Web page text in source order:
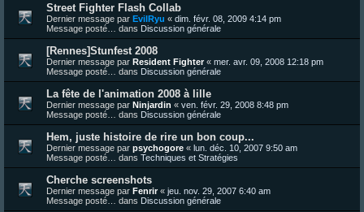
Street Fighter Flash Collab
Dernier message par EvilRyu « dim. févr. 08, 2009 4:14 pm
Message posté… dans Discussion générale
[Rennes]Stunfest 2008
Dernier message par Resident Fighter« mer. avr. 09, 2008 12:18 pm
Message posté… dans Discussion générale
La fête de l'animation 2008 à lille
Dernier message par Ninjardin « ven. févr. 29, 2008 8:48 pm
Message posté… dans Discussion générale
Hem, juste histoire de rire un bon coup...
Dernier message par psychogore « lun. déc. 10, 2007 9:50 am
Message posté… dans Techniques et Stratégies
Cherche screenshots
Dernier message par Fenrir« jeu. nov. 29, 2007 6:40 am
Message posté… dans Discussion générale